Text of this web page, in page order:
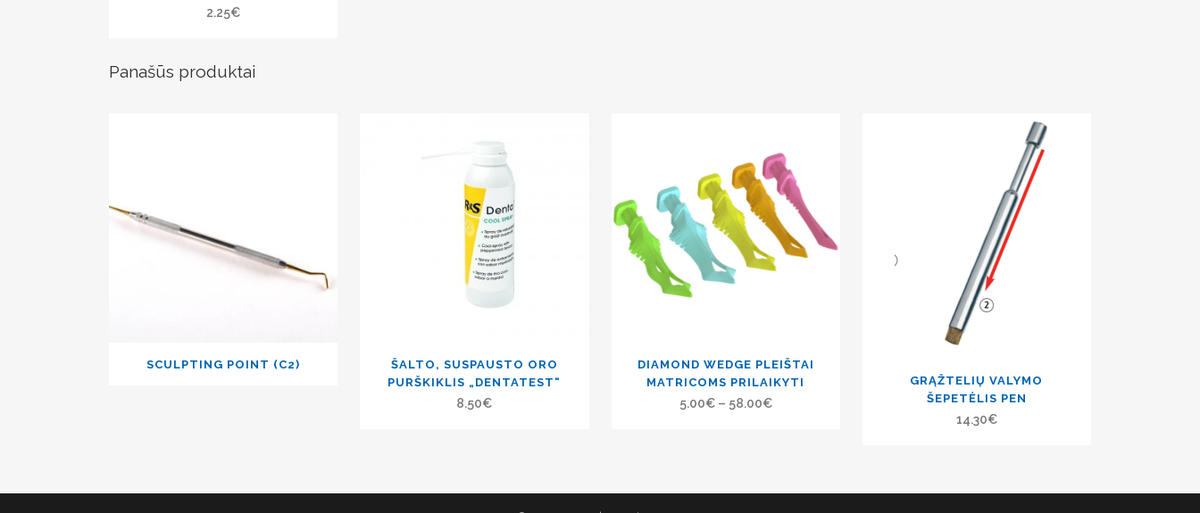
2.25€
Panašūs produktai
SCULPTING POINT (C2)
ŠALTO, SUSPAUSTO ORO
PURŠKIKLIS „DENTATEST“
8.50€
DIAMOND WEDGE PLEIŠTAI
MATRICOMS PRILAIKYTI
5.00€– 58.00€
GRĄŽTELIŲ VALYMO
ŠEPETĖLIS PEN
14.30€